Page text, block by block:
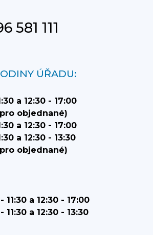
581 111
ÚŘADU:
a 12:30 - 17:00
objednané)
a 12:30 - 17:00
a 12:30 - 13:30
objednané)
11:30 a 12:30 - 17:00
11:30 a 12:30 - 13:30